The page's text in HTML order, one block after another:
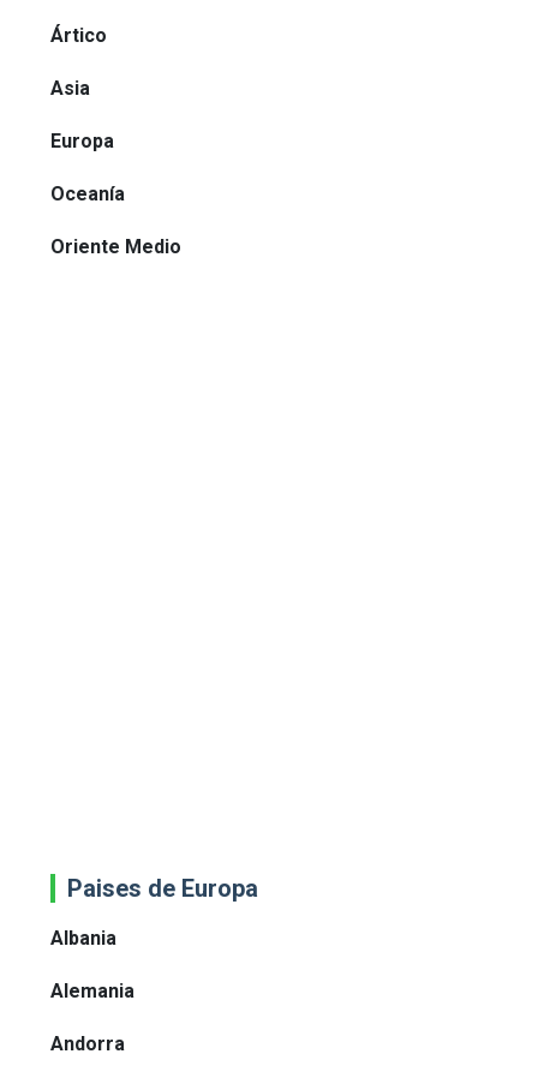
Ártico
Asia
Europa
Oceanía
Oriente Medio
Paises de Europa
Albania
Alemania
Andorra